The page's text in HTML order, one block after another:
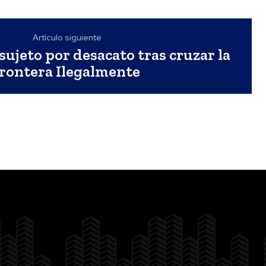
Artículo siguiente
por desacato tras cruzar la
Ilegalmente